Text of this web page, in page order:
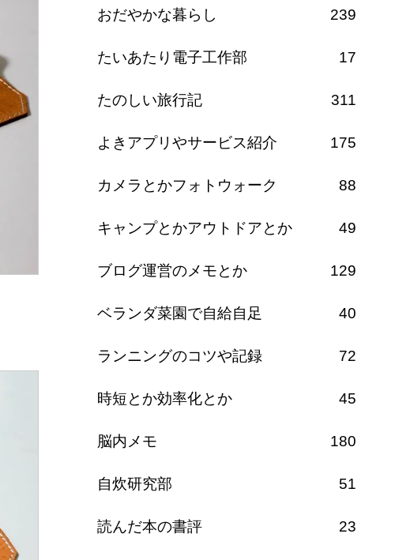
おだやかな暮らし 239
たいあたり電子工作部 17
たのしい旅行記 311
よきアプリやサービス紹介 175
カメラとかフォトウォーク 88
キャンプとかアウトドアとか 49
ブログ運営のメモとか 129
ベランダ菜園で自給自足 40
ランニングのコツや記録 72
時短とか効率化とか 45
脳内メモ 180
自炊研究部 51
読んだ本の書評 23